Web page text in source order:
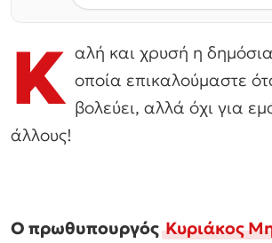
Κ αλή και χρυσή η
οποία επικαλούμαστε
βολεύει, αλλά όχι για
άλλους!
Ο πρωθυπουργόςΚυριάκος